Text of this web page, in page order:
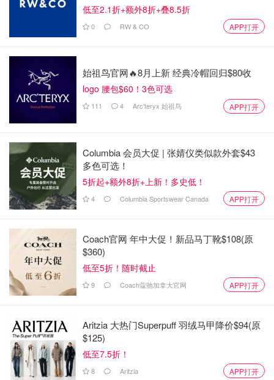
Terra Riders
Terra Riders 提供自行车和独木舟之旅，带您体验最壮观的
极光天空。
费用大概是3-4 小时北极光之旅要179 加币。如果想远足或
只是在湖上散步，3-4 小时北极光游览拉贝热湖的费用是
低至2.1折+额外8折+叠8.5折
0 RW & CO APP打开
始祖鸟官网🔥8月上新 经典冷帽回归$80收
logo 腰包$60！3色可选
111 4 Arc'teryx 始祖鸟 APP打开
Columbia 会员大促 | 张婧仪类似款外套$43
多色可选！
5折起+额外8折+上新！多史低！
4 Columbia Sportswear Canada APP打开
Coach官网 年中大促！新品马丁靴$108(原
$360)
低至5折！随时截止
9 Coach蔻驰加拿大官网 APP打开
Aritzia 大热门Superpuff 羽绒马甲降价$94(原
$125)
低至7.5折！
8 Aritzia APP打开